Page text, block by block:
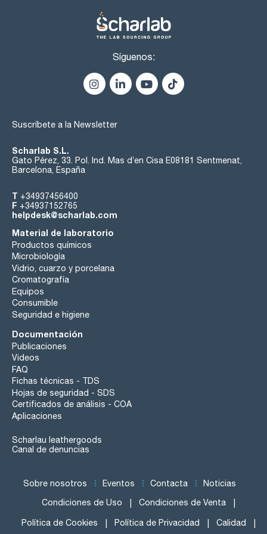
Síguenos:
Suscríbete a la Newsletter
Scharlab S.L.
Gato Pérez, 33. Pol. Ind. Mas d’en Cisa E08181 Sentmenat,
Barcelona, España
T +34937456400
F +34937152765
helpdesk@scharlab.com
Material de laboratorio
Productos químicos
Microbiología
Vidrio, cuarzo y porcelana
Cromatografía
Equipos
Consumible
Seguridad e higiene
Documentación
Publicaciones
Videos
FAQ
Fichas técnicas - TDS
Hojas de seguridad - SDS
Certificados de análisis - COA
Aplicaciones
Scharlau leathergoods
Canal de denuncias
Sobre nosotros Eventos Contacta Noticias
Condiciones de Uso Condiciones de Venta
Política de Cookies Política de Privacidad Calidad